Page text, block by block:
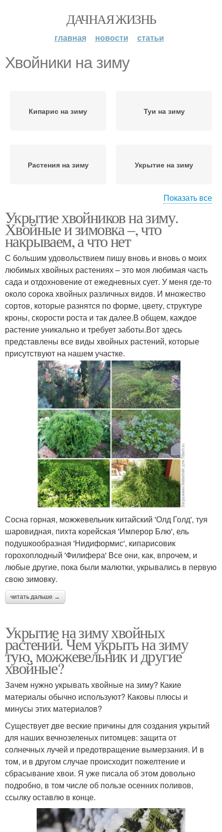
ДАЧНАЯ ЖИЗНЬ
главная новости статьи
Хвойники на зиму
Кипарис на зиму Туи на зиму
Растения на зиму Укрытие на зиму
Смарагд на зиму Туи к зиме
Низкорослые хвойники Подготовка к зиме
Уход на зиму
Показать все
Укрытие хвойников на зиму.
Хвойные и зимовка –, что
накрываем, а что нет
С большим удовольствием пишу вновь и вновь о моих
любимых хвойных растениях – это моя любимая часть
сада и отдохновение от ежедневных сует. У меня где-то
около сорока хвойных различных видов. И множество
сортов, которые разнятся по форме, цвету, структуре
кроны, скорости роста и так далее.В общем, каждое
растение уникально и требует заботы.Вот здесь
представлены все виды хвойных растений, которые
присутствуют на нашем участке.
Сосна горная, можжевельник китайский 'Олд Голд', туя
шаровидная, пихта корейская 'Имперор Блю', ель
подушкообразная 'Нидиформис', кипарисовик
горохоплодный 'Филифера' Все они, как, впрочем, и
любые другие, пока были малютки, укрывались в первую
свою зимовку.
читать дальше →
Укрытие на зиму хвойных
растений. Чем укрыть на зиму
тую, можжевельник и другие
хвойные?
Зачем нужно укрывать хвойные на зиму? Какие
материалы обычно используют? Каковы плюсы и
минусы этих материалов?
Существует две веские причины для создания укрытий
для наших вечнозеленых питомцев: защита от
солнечных лучей и предотвращение вымерзания. И в
том, и в другом случае происходит пожелтение и
сбрасывание хвои. Я уже писала об этом довольно
подробно, в том числе об пользе осенних поливов,
ссылку оставлю в конце.